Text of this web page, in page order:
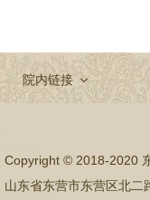
院内链接
Copyright © 2018-2020
山东省东营市东营区北二